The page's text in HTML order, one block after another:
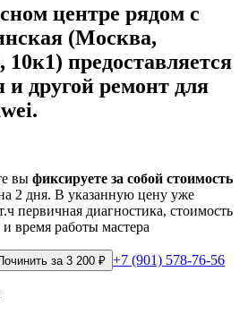
центре рядом с
(Москва,
предоставляется
и другой ремонт для
вы фиксируете за собой стоимость
2 дня. В указанную цену уже
первичная диагностика, стоимость
время работы мастера
за 3 200 ₽ +7 (901) 578-76-56